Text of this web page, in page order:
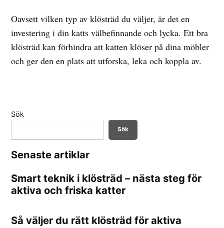
Oavsett vilken typ av klösträd du väljer, är det en
investering i din katts välbefinnande och lycka. Ett bra
klösträd kan förhindra att katten klöser på dina möbler
och ger den en plats att utforska, leka och koppla av.
Sök
Sök
Senaste artiklar
Smart teknik i klösträd – nästa steg för
aktiva och friska katter
Så väljer du rätt klösträd för aktiva